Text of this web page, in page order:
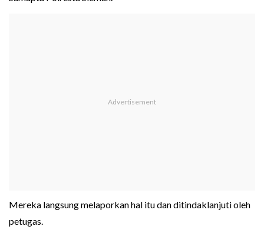
Mereka langsung melaporkan hal itu dan ditindaklanjuti oleh
petugas.